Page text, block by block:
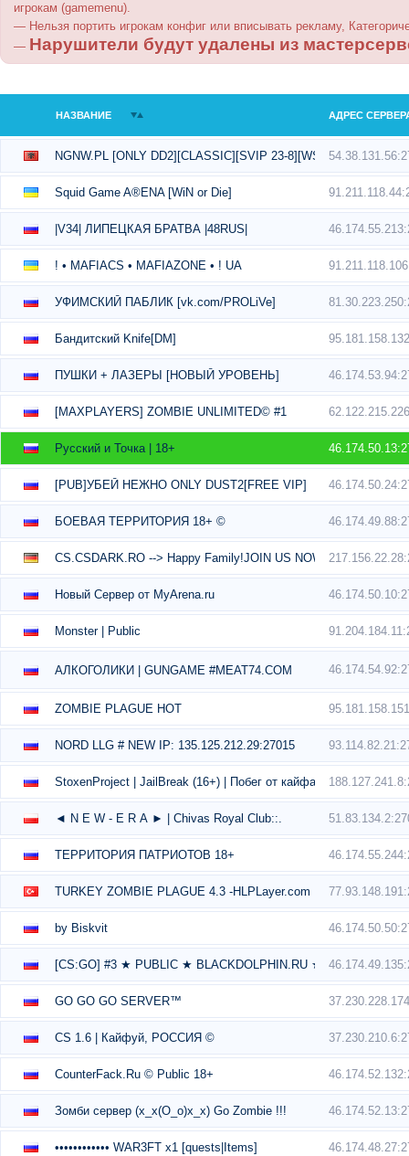
игрокам (gamemenu).
— Нельзя портить игрокам конфиг или вписывать рекламу,
— Нарушители будут удалены из
НАЗВАНИЕ АДРЕС
NGNW.PL [ONLY DD2][CLASSIC][SVIP 23-
Squid Game A®ENA [WiN or Die]
|V34| ЛИПЕЦКАЯ БРАТВА |48RUS|
! • MAFIACS • MAFIAZONE • ! UA
УФИМСКИЙ ПАБЛИК [vk.com/PROLiVe]
Бандитский Knife[DM]
ПУШКИ + ЛАЗЕРЫ [НОВЫЙ УРОВЕНЬ]
[MAXPLAYERS] ZOMBIE UNLIMITED© #1
Русский и Точка | 18+
[PUB]УБЕЙ НЕЖНО ONLY DUST2[FREE VIP]
БОЕВАЯ ТЕРРИТОРИЯ 18+ ©
CS.CSDARK.RO --> Happy Family!JOIN US NOW
Новый Сервер от MyArena.ru
Monster | Public
АЛКОГОЛИКИ | GUNGAME #MEAT74.COM
ZOMBIE PLAGUE HOT
NORD LLG # NEW IP: 135.125.212.29:27015
StoxenProject | JailBreak (16+) | Побег от кайфа [FREE HOOK]
◄ N E W - E R А ► | Chivas Royal Club::.
ТЕРРИТОРИЯ ПАТРИОТОВ 18+
TURKEY ZOMBIE PLAGUE 4.3 -HLPLayer.com
by Biskvit
[CS:GO] #3 ★ PUBLIC ★ BLACKDOLPHIN.RU ★
GO GO GO SERVER™
CS 1.6 | Кайфуй, РОССИЯ ©
CounterFack.Ru © Public 18+
Зомби сервер (x_x(O_o)x_x) Go Zombie !!!
•••••••••••• WAR3FT x1 [quests|Items]